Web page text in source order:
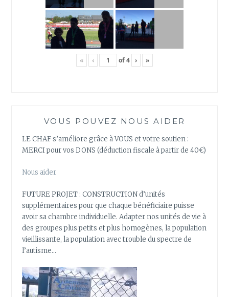
« ‹ of4 › »
VOUS POUVEZ NOUS AIDER
LE CHAF s’améliore grâce à VOUS et votre soutien :
MERCI pour vos DONS (déduction fiscale à partir de 40€)
Nous aider
FUTURE PROJET : CONSTRUCTION d’unités
supplémentaires pour que chaque bénéficiaire puisse
avoir sa chambre individuelle. Adapter nos unités de vie à
des groupes plus petits et plus homogènes, la population
vieillissante, la population avec trouble du spectre de
l’autisme…